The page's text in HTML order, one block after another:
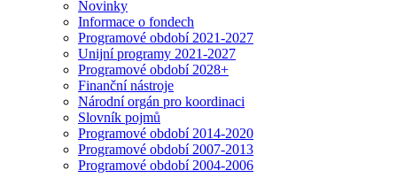
Novinky
Informace o fondech
Programové období 2021-2027
Unijní programy 2021-2027
Programové období 2028+
Finanční nástroje
Národní orgán pro koordinaci
Slovník pojmů
Programové období 2014-2020
Programové období 2007-2013
Programové období 2004-2006